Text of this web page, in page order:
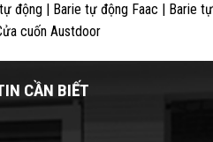
động | Barie tự động Faac | Barie tự
cuốn Austdoor
CẦN BIẾT